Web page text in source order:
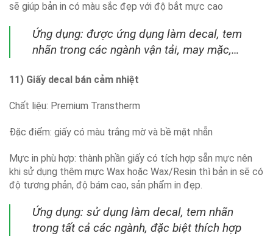
sẽ giúp bản in có màu sắc đẹp với độ bắt mực cao
Ứng dụng: được ứng dụng làm decal, tem
nhãn trong các ngành vận tải, may mặc,…
11) Giấy decal bán cảm nhiệt
Chất liệu: Premium Transtherm
Đặc điểm: giấy có màu trắng mờ và bề mặt nhẵn
Mực in phù hợp: thành phần giấy có tích hợp sẵn mực nên
khi sử dụng thêm mực Wax hoặc Wax/Resin thì bản in sẽ có
độ tương phản, độ bám cao, sản phẩm in đẹp.
Ứng dụng: sử dụng làm decal, tem nhãn
trong tất cả các ngành, đặc biệt thích hợp